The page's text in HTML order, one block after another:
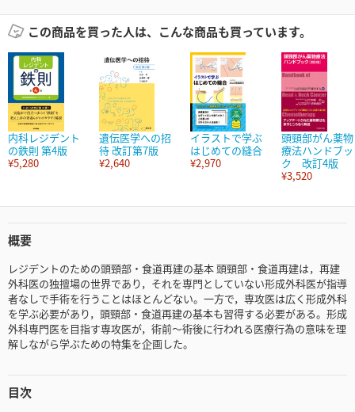
この商品を買った人は、こんな商品も買っています。
内科レジデント
の鉄則 第4版
¥5,280
遺伝医学への招
待 改訂第7版
¥2,640
イラストで学ぶ
はじめての縫合
¥2,970
頭頸部がん薬物
療法ハンドブッ
ク 改訂4版
¥3,520
概要
レジデントのための頭頸部・食道再建の基本 頭頸部・食道再建は，再建
外科医の独擅場の世界であり，それを専門としていない形成外科医が指導
者なしで手術を行うことはほとんどない。一方で，専攻医は広く形成外科
を学ぶ必要があり，頭頸部・食道再建の基本も習得する必要がある。形成
外科専門医を目指す専攻医が，術前～術後に行われる医療行為の意味を理
解しながら学ぶための特集を企画した。
目次